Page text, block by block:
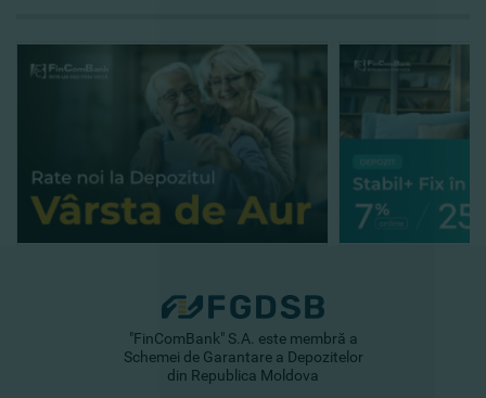
"FinComBank" S.A. este membră a
Schemei de Garantare a Depozitelor
din Republica Moldova